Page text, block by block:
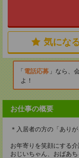
気にな
電話応募
なら、
よ！
お仕事の概要
＊入居者の方の「あり
お年寄りを笑顔にする介
おじいちゃん、おばあ